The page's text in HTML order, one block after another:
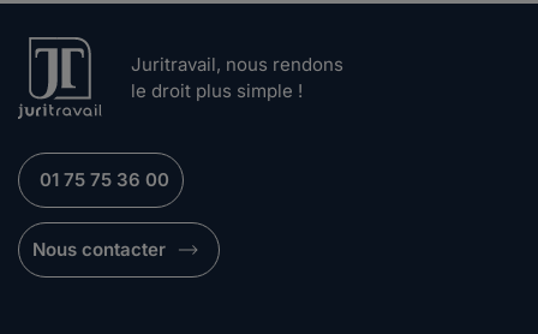
Juritravail, nous rendons
le droit plus simple !
01 75 75 36 00
Nous contacter